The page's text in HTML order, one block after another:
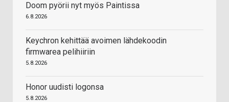
Doom pyörii nyt myös Paintissa
6.8.2026
Keychron kehittää avoimen lähdekoodin
firmwarea pelihiiriin
5.8.2026
Honor uudisti logonsa
5.8.2026